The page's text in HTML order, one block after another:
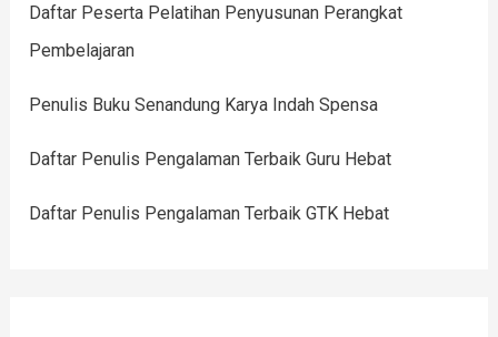
Daftar Peserta Pelatihan Penyusunan Perangkat
Pembelajaran
Penulis Buku Senandung Karya Indah Spensa
Daftar Penulis Pengalaman Terbaik Guru Hebat
Daftar Penulis Pengalaman Terbaik GTK Hebat